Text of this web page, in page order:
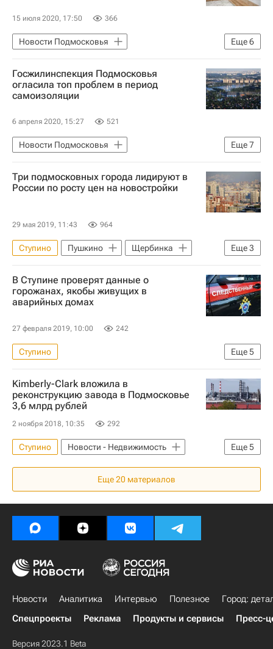
Коммерческая недвижимость
Приватизация
15 июля 2020, 17:50 366
Еще6
Новости Подмосковья
Московская область (Подмосковье)
Красноармейск
Орехово-Зуево
Земельные участки
Многодетные семьи
Госжилинспекция Подмосковья
огласила топ проблем в период
самоизоляции
6 апреля 2020, 15:27 521
Еще7
Новости Подмосковья
Московская область (Подмосковье)
Орехово-Зуево
Госжилинспекция
Коронавирус COVID-19
Коронавирус в России
Три подмосковных города лидируют в
России по росту цен на новостройки
29 мая 2019, 11:43 964
Еще3
Ступино Пушкино
Щербинка
Московская область (Подмосковье)
Жилье
Россия
В Ступине проверят данные о
горожанах, якобы живущих в
аварийных домах
27 февраля 2019, 10:00 242
Еще5
Ступино
Московская область (Подмосковье)
Следственный комитет России (СК РФ)
Новости - Недвижимость
Аварийные дома
Kimberly-Clark вложила в
реконструкцию завода в Подмосковье
3,6 млрд рублей
2 ноября 2018, 10:35 292
Еще5
Ступино
Новости - Недвижимость
Московская область (Подмосковье)
Завод
Инвестиции
Россия
Еще20 материалов
Новости Аналитика Интервью Полезное
Город:
Спецпроекты
Реклама Продукты и сервисы Пресс-
Версия 2023.1 Beta